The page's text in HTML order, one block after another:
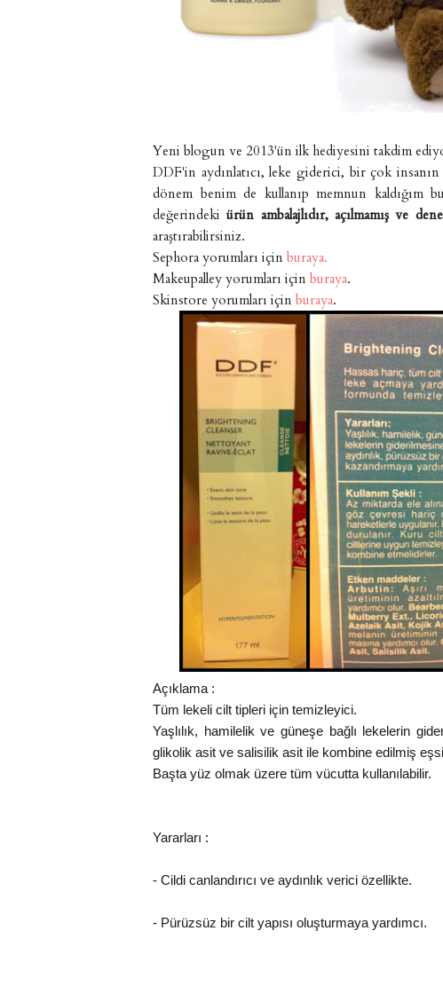
Yeni blogun ve 2013'ün ilk hediyesini takdim
DDF'in aydınlatıcı, leke giderici, bir çok
dönem benim de kullanıp memnun kaldığım
değerindekiürün ambalajlıdır, açılmamış ve
araştırabilirsiniz.
Sephora yorumları için buraya.
Makeupalley yorumları için buraya.
Skinstore yorumları için buraya.
Açıklama :
Tüm lekeli cilt tipleri için temizleyici.
Yaşlılık, hamilelik ve güneşe bağlı lekelerin
glikolik asit ve salisilik asit ile kombine edilmiş
Başta yüz olmak üzere tüm vücutta kullanılabilir.
Yararları :
- Cildi canlandırıcı ve aydınlık verici özellikte.
- Pürüzsüz bir cilt yapısı oluşturmaya yardımcı.